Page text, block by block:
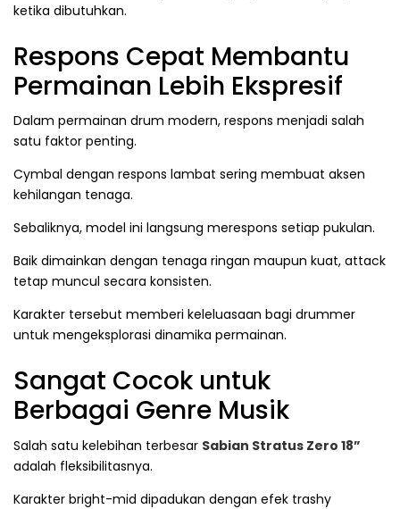
ketika dibutuhkan.
Respons Cepat Membantu
Permainan Lebih Ekspresif
Dalam permainan drum modern, respons menjadi salah
satu faktor penting.
Cymbal dengan respons lambat sering membuat aksen
kehilangan tenaga.
Sebaliknya, model ini langsung merespons setiap pukulan.
Baik dimainkan dengan tenaga ringan maupun kuat, attack
tetap muncul secara konsisten.
Karakter tersebut memberi keleluasaan bagi drummer
untuk mengeksplorasi dinamika permainan.
Sangat Cocok untuk
Berbagai Genre Musik
Salah satu kelebihan terbesar Sabian Stratus Zero 18”
adalah fleksibilitasnya.
Karakter bright-mid dipadukan dengan efek trashy